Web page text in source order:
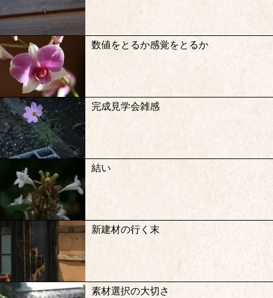
数値をとるか感覚をとるか
完成見学会雑感
結い
新建材の行く末
素材選択の大切さ